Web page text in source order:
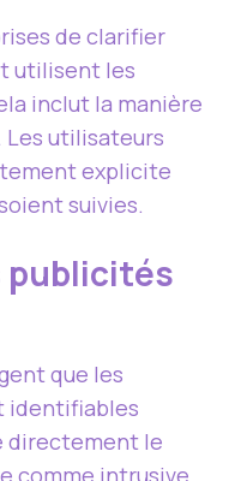
de clarifier
utilisent les
inclut la manière
Les utilisateurs
explicite
suivies.
publicités
que les
identifiables
directement le
comme intrusive